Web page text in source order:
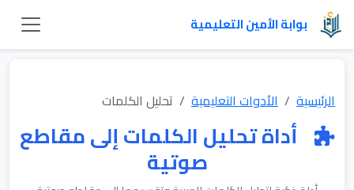
بوابة الأمين التعليمية
الرئيسية الأدوات التعليمية تحليل الكلمات
أداة تحليل الكلمات إلى مقاطع
صوتية